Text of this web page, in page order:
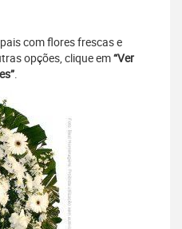
com flores frescas e
opções, clique em“Ver
.